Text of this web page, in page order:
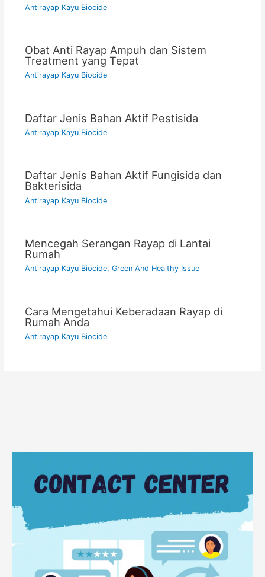
Antirayap Kayu Biocide
Obat Anti Rayap Ampuh dan Sistem
Treatment yang Tepat
Antirayap Kayu Biocide
Daftar Jenis Bahan Aktif Pestisida
Antirayap Kayu Biocide
Daftar Jenis Bahan Aktif Fungisida dan
Bakterisida
Antirayap Kayu Biocide
Mencegah Serangan Rayap di Lantai
Rumah
Antirayap Kayu Biocide, Green And Healthy Issue
Cara Mengetahui Keberadaan Rayap di
Rumah Anda
Antirayap Kayu Biocide